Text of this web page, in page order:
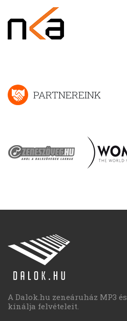
PARTNEREINK
A Dalok.hu zeneáruház MP3
kínálja felvételeit.